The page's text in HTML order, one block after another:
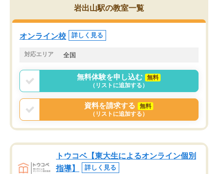
がら頑張って欲しいと思います！
岩出山駅の教室一覧
オンライン校 詳しく見る
対応エリア 全国
無料体験を申し込む
無料
（リストに追加する）
資料を請求する
無料
（リストに追加する）
トウコベ【東大生によるオンライン個別
指導】
詳しく見る